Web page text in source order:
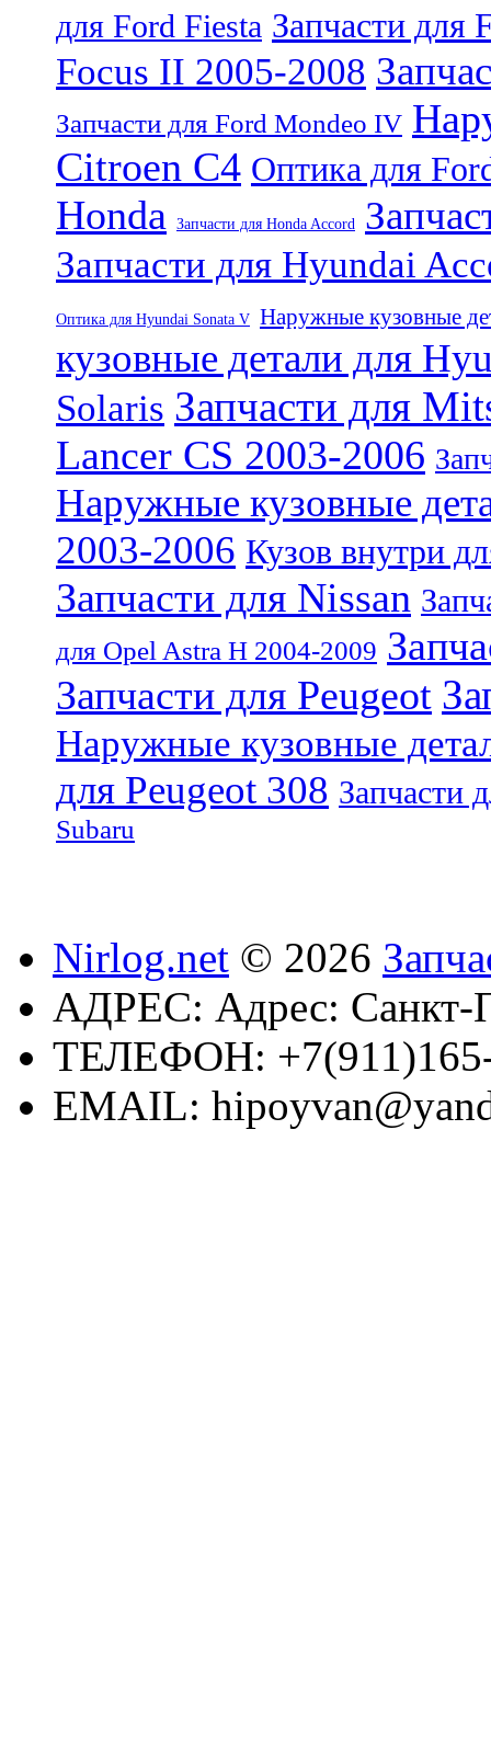
для Ford Fiesta Запчасти для
Focus II 2005-2008
Запчасти для Ford Mondeo IV
Citroen C4 Оптика для
Honda Запчасти для Honda Accord
Запчасти для Hyundai
Оптика для Hyundai Sonata V Наружные кузовные
кузовные детали для
Solaris Запчасти для
Lancer CS 2003-2006
Наружные кузовные
2003-2006 Кузов внутри
Запчасти для Nissan
для Opel Astra H 2004-2009
Запчасти для Peugeot
Наружные кузовные
для Peugeot 308 Запчасти
Subaru
Nirlog.net © 2026
АДРЕС: Адрес: Санкт-
ТЕЛЕФОН:
EMAIL: